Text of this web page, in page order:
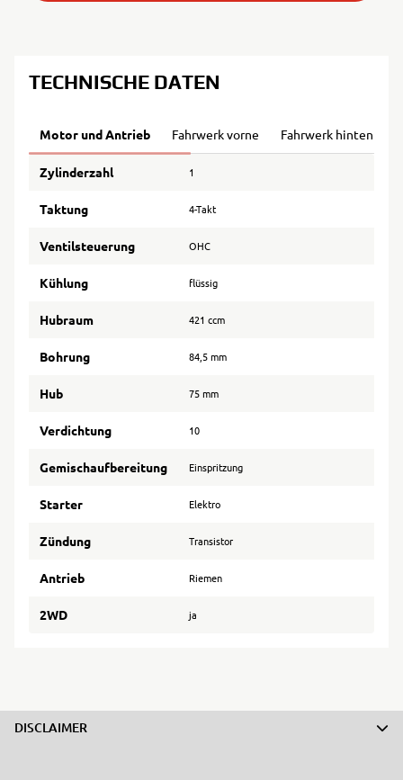
TECHNISCHE DATEN
Motor und Antrieb Fahrwerk vorne Fahrwerk hinten
Zylinderzahl 1
Taktung 4-Takt
Ventilsteuerung OHC
Kühlung flüssig
Hubraum 421 ccm
Bohrung 84,5 mm
Hub 75 mm
Verdichtung 10
Gemischaufbereitung Einspritzung
Starter Elektro
Zündung Transistor
Antrieb Riemen
2WD ja
DISCLAIMER